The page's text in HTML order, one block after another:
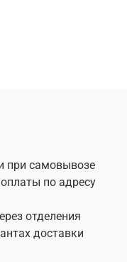
при самовывозе
по адресу
отделения
доставки